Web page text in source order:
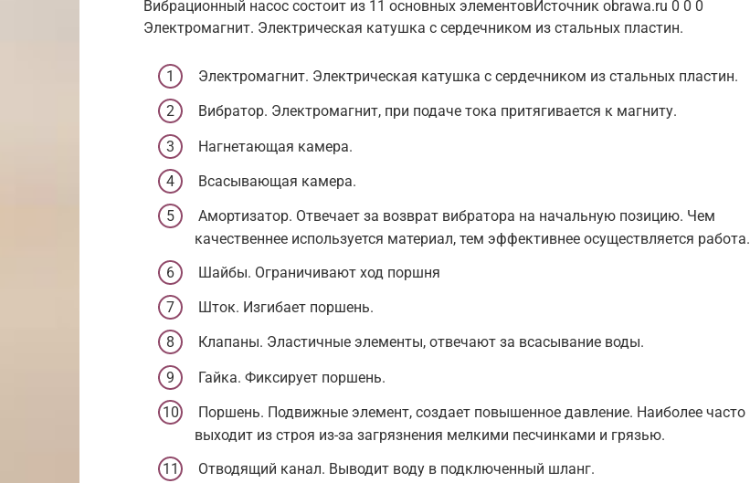
Вибрационный насос состоит из 11 основных элементовИсточник obrawa.ru 0 0 0
Электромагнит. Электрическая катушка с сердечником из стальных пластин.
Электромагнит. Электрическая катушка с сердечником из стальных пластин.
Вибратор. Электромагнит, при подаче тока притягивается к магниту.
Нагнетающая камера.
Всасывающая камера.
Амортизатор. Отвечает за возврат вибратора на начальную позицию. Чем
качественнее используется материал, тем эффективнее осуществляется работа.
Шайбы. Ограничивают ход поршня
Шток. Изгибает поршень.
Клапаны. Эластичные элементы, отвечают за всасывание воды.
Гайка. Фиксирует поршень.
Поршень. Подвижные элемент, создает повышенное давление. Наиболее часто
выходит из строя из-за загрязнения мелкими песчинками и грязью.
Отводящий канал. Выводит воду в подключенный шланг.